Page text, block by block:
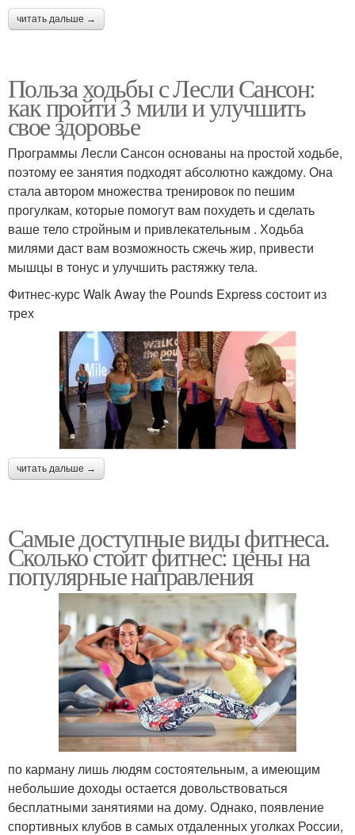
читать дальше →
Польза ходьбы с Лесли Сансон:
как пройти 3 мили и улучшить
свое здоровье
Программы Лесли Сансон основаны на простой ходьбе,
поэтому ее занятия подходят абсолютно каждому. Она
стала автором множества тренировок по пешим
прогулкам, которые помогут вам похудеть и сделать
ваше тело стройным и привлекательным . Ходьба
милями даст вам возможность сжечь жир, привести
мышцы в тонус и улучшить растяжку тела.
Фитнес-курс Walk Away the Pounds Express состоит из
трех
читать дальше →
Самые доступные виды фитнеса.
Сколько стоит фитнес: цены на
популярные направления
по карману лишь людям состоятельным, а имеющим
небольшие доходы остается довольствоваться
бесплатными занятиями на дому. Однако, появление
спортивных клубов в самых отдаленных уголках России,